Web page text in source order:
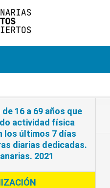
16 a 69 años que
actividad física
los últimos 7 días
diarias dedicadas.
2021